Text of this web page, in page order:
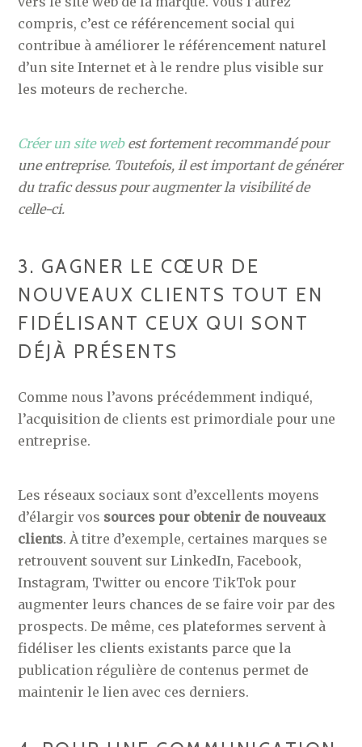
compris, c’est ce référencement social qui
contribue à améliorer le référencement naturel
d’un site Internet et à le rendre plus visible sur
les moteurs de recherche.
Créer un site webest fortement recommandé pour
une entreprise. Toutefois, il est important de générer
du trafic dessus pour augmenter la visibilité de
celle-ci.
3. GAGNER LE CŒUR DE
NOUVEAUX CLIENTS TOUT EN
FIDÉLISANT CEUX QUI SONT
DÉJÀ PRÉSENTS
Comme nous l’avons précédemment indiqué,
l’acquisition de clients est primordiale pour une
entreprise.
Les réseaux sociaux sont d’excellents moyens
d’élargir vos sources pour obtenir de nouveaux
clients. À titre d’exemple, certaines marques se
retrouvent souvent sur LinkedIn, Facebook,
Instagram, Twitter ou encore TikTok pour
augmenter leurs chances de se faire voir par des
prospects. De même, ces plateformes servent à
fidéliser les clients existants parce que la
publication régulière de contenus permet de
maintenir le lien avec ces derniers.